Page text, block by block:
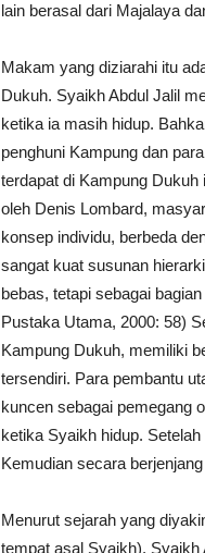
lain berasal dari Majalaya
Makam yang diziarahi itu
Dukuh. Syaikh Abdul Jalil
ketika ia masih hidup.
penghuni Kampung dan
terdapat di Kampung
oleh Denis Lombard,
konsep individu, berbeda
sangat kuat susunan
bebas, tetapi sebagai
Pustaka Utama, 2000: 58)
Kampung Dukuh, memiliki
tersendiri. Para pembantu
kuncen sebagai pemegang
ketika Syaikh hidup.
Kemudian secara
Menurut sejarah yang
tempat asal Syaikh),